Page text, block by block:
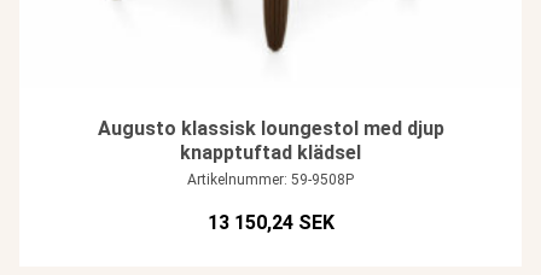
Augusto klassisk loungestol med djup
knapptuftad klädsel
Artikelnummer: 59-9508P
13 150,24 SEK